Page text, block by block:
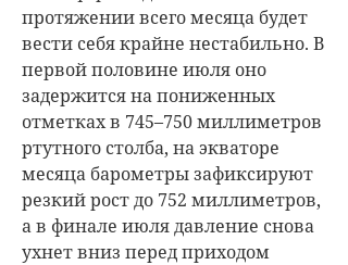
протяжении всего месяца будет
вести себя крайне нестабильно. В
первой половине июля оно
задержится на пониженных
отметках в 745–750 миллиметров
ртутного столба, на экваторе
месяца барометры зафиксируют
резкий рост до 752 миллиметров,
а в финале июля давление снова
ухнет вниз перед приходом